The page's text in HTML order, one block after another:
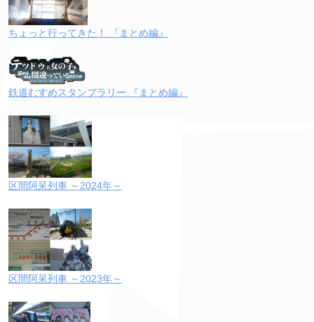
ちょっと行ってきた！ 『まとめ編』
鉄道むすめスタンプラリー 『まとめ編』
区間阿呆列車 ～2024年～
区間阿呆列車 ～2023年～